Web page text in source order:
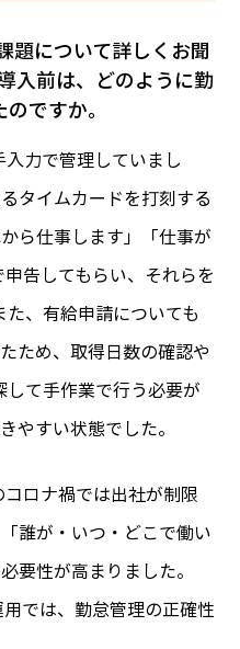
について詳しくお聞
入前は、どのように勤
ですか。
入力で管理していまし
タイムカードを打刻する
ら仕事します」「仕事が
告してもらい、それらを
、有給申請についても
ため、取得日数の確認や
て手作業で行う必要が
やすい状態でした。
コロナ禍では出社が制限
誰が・いつ・どこで働い
要性が高まりました。
では、勤怠管理の正確性